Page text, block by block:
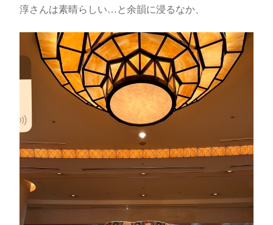
淳さんは素晴らしい…と余韻に浸るなか、